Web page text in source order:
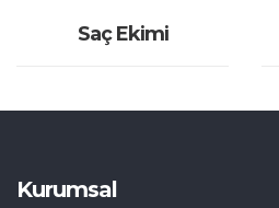
Saç Ekimi
Kurumsal